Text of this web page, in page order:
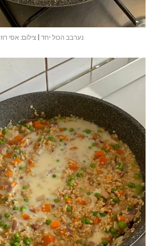
נערבב הכול יחד | צילום: אסי רוז